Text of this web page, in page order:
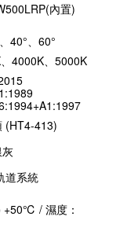
內置)
40°、60°
4000K、5000K
(HT4-413)
道系統
/ 濕度：